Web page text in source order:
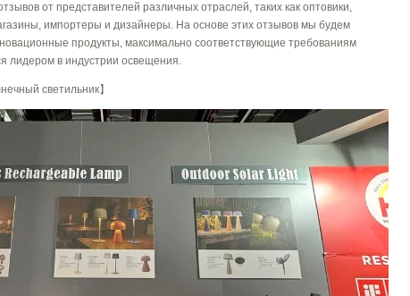
от представителей различных отраслей, таких как оптовики,
импортеры и дизайнеры. На основе этих отзывов мы будем
продукты, максимально соответствующие требованиям
лидером в индустрии освещения.
светильник】